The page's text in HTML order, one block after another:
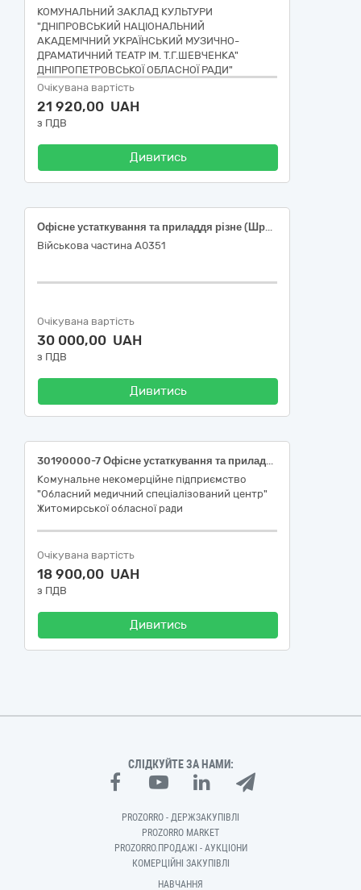
КОМУНАЛЬНИЙ ЗАКЛАД КУЛЬТУРИ
"ДНІПРОВСЬКИЙ НАЦІОНАЛЬНИЙ
АКАДЕМІЧНИЙ УКРАЇНСЬКИЙ МУЗИЧНО-
ДРАМАТИЧНИЙ ТЕАТР ІМ. Т.Г.ШЕВЧЕНКА"
ДНІПРОПЕТРОВСЬКОЇ ОБЛАСНОЇ РАДИ"
Очікувана вартість
21 920,00 UAH
з ПДВ
Дивитись
Офісне устаткування та приладдя різне (Шредер)
Військова частина А0351
Очікувана вартість
30 000,00 UAH
з ПДВ
Дивитись
30190000-7 Офісне устаткування та приладдя різне (Шредер).
Комунальне некомерційне підприємство
"Обласний медичний спеціалізований центр"
Житомирської обласної ради
Очікувана вартість
18 900,00 UAH
з ПДВ
Дивитись
СЛІДКУЙТЕ ЗА НАМИ:
PROZORRO - ДЕРЖЗАКУПІВЛІ
PROZORRO MARKET
PROZORRO.ПРОДАЖІ - АУКЦІОНИ
КОМЕРЦІЙНІ ЗАКУПІВЛІ
НАВЧАННЯ